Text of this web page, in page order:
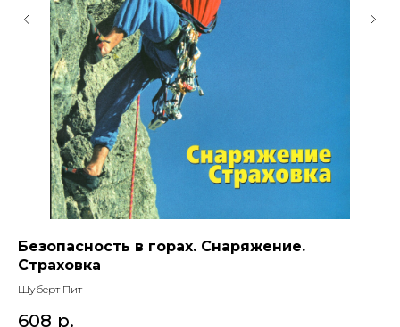
Безопасность в горах. Снаряжение.
Страховка
Шуберт Пит
608 р.